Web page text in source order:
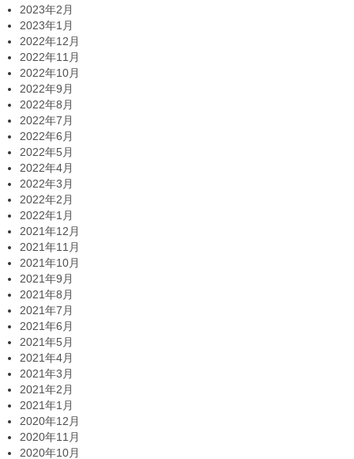
2023年2月
2023年1月
2022年12月
2022年11月
2022年10月
2022年9月
2022年8月
2022年7月
2022年6月
2022年5月
2022年4月
2022年3月
2022年2月
2022年1月
2021年12月
2021年11月
2021年10月
2021年9月
2021年8月
2021年7月
2021年6月
2021年5月
2021年4月
2021年3月
2021年2月
2021年1月
2020年12月
2020年11月
2020年10月